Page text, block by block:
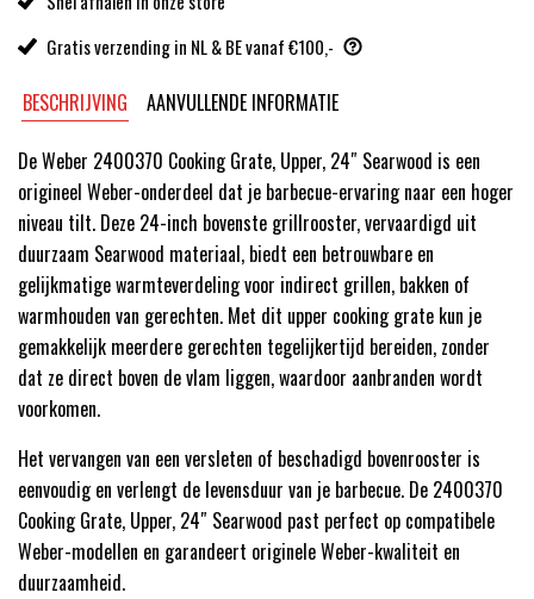
Gratis verzending in NL & BE vanaf €100,-
BESCHRIJVING AANVULLENDE INFORMATIE
De Weber 2400370 Cooking Grate, Upper, 24″ Searwood is een
origineel Weber-onderdeel dat je barbecue-ervaring naar een hoger
niveau tilt. Deze 24-inch bovenste grillrooster, vervaardigd uit
duurzaam Searwood materiaal, biedt een betrouwbare en
gelijkmatige warmteverdeling voor indirect grillen, bakken of
warmhouden van gerechten. Met dit upper cooking grate kun je
gemakkelijk meerdere gerechten tegelijkertijd bereiden, zonder
dat ze direct boven de vlam liggen, waardoor aanbranden wordt
voorkomen.
Het vervangen van een versleten of beschadigd bovenrooster is
eenvoudig en verlengt de levensduur van je barbecue. De 2400370
Cooking Grate, Upper, 24″ Searwood past perfect op compatibele
Weber-modellen en garandeert originele Weber-kwaliteit en
duurzaamheid.